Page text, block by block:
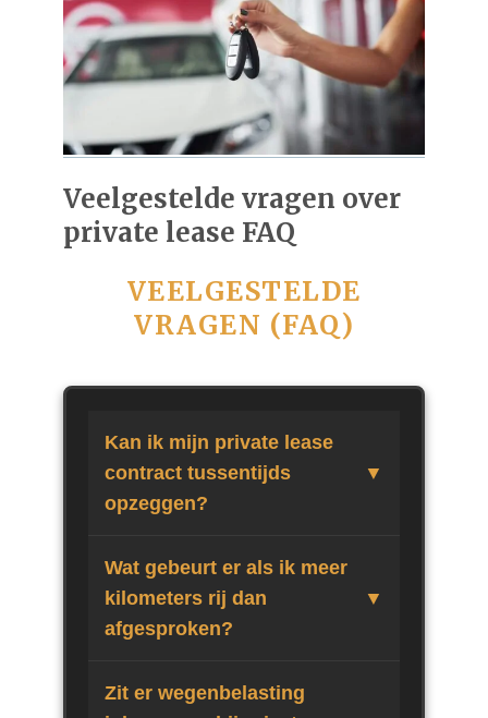
Veelgestelde vragen over
private lease FAQ
VEELGESTELDE
VRAGEN (FAQ)
Kan ik mijn private lease
contract tussentijds
opzeggen?
Wat gebeurt er als ik meer
kilometers rij dan
afgesproken?
Zit er wegenbelasting